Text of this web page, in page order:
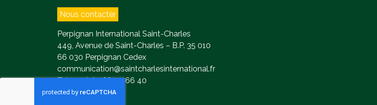
Nous contacter
Perpignan International Saint-Charles
449, Avenue de Saint-Charles – B.P. 35 010
66 030 Perpignan Cedex
communication@saintcharlesinternational.fr
Tel : +33(0)4 68 54 66 40